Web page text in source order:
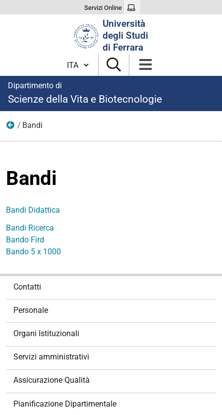
Servizi Online
Università
degli Studi
di Ferrara
Cambia lingua
Dipartimento di
Scienze della Vita e Biotecnologie
Organizzazione
Bandi
Bandi
Bandi Didattica
Bandi Ricerca
Bando Fird
Bando 5 x 1000
Contatti
Personale
Organi Istituzionali
Servizi amministrativi
Assicurazione Qualità
Pianificazione Dipartimentale